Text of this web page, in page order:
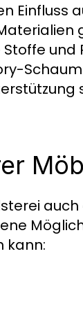
Einfluss
und
kann: